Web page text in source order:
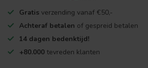
Gratis verzending vanaf €50,-
Achteraf betalen of gespreid betalen
14 dagen bedenktijd!
+80.000 tevreden klanten